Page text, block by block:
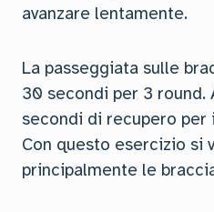
avanzare lentamente.
La passeggiata sulle
30 secondi per 3
secondi di recupero per
Con questo esercizio si
principalmente le